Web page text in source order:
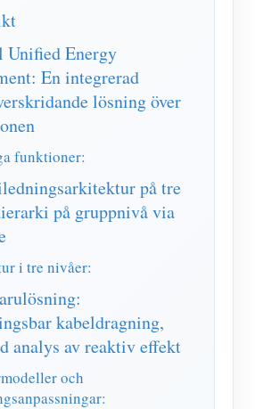
och simuleringssystem
Energiövervakning
styrsystem
energiövervakning
för produkten
Unified Energy
En integrerad
lösning över
funktioner:
på tre
på gruppnivå via
i tre nivåer:
kabeldragning,
analys av reaktiv effekt
och